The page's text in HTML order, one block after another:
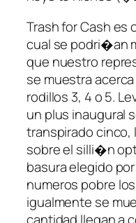
Trash for Cash es
cual se podri�an
que nuestro
se muestra
rodillos 3, 4 o 5.
un plus inaugural
transpirado cinco,
sobre el silli�n
basura elegido
numeros pobre
igualmente se
cantidad llegan a